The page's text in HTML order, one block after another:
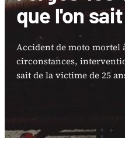
que l'on sait
Accident de moto mortel
circonstances,
sait de la victime de 25